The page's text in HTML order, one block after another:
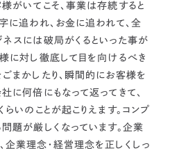
がいてこそ、事業は存続すると
に追われ、お金に追われて、全
スには破局がくるといった事が
に対し徹底して目を向けるべき
まかしたり、瞬間的にお客様を
に何倍にもなって返ってきて、
いのことが起こりえます。 コンプ
題が厳しくなっています。企業
企業理念・経営理念を正しくしっ